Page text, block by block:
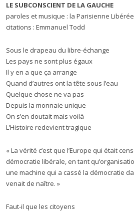
LE SUBCONSCIENT DE LA GAUCHE
paroles et musique : la Parisienne Libérée
citations : Emmanuel Todd
Sous le drapeau du libre-échange
Les pays ne sont plus égaux
Il y en a que ça arrange
Quand d’autres ont la tête sous l’eau
Quelque chose ne va pas
Depuis la monnaie unique
On s’en doutait mais voilà
L’Histoire redevient tragique
« La vérité c’est que l’Europe qui était
démocratie libérale, en tant
une machine qui a cassé la démocratie
venait de naître. »
Faut-il que les citoyens